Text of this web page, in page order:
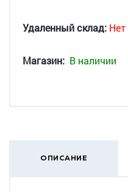
Удаленный склад:
Магазин: В наличии
ОПИСАНИЕ